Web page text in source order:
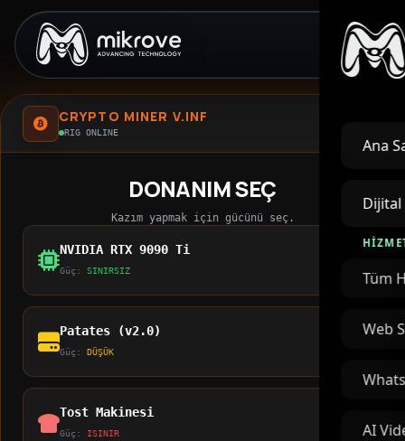
Ana
Dijital
Tüm
Web
AI
HASHING
CRYPTO MINER V.INF
RIG ONLINE
DONANIM SEÇ
Kazım yapmak için gücünü seç.
NVIDIA RTX 9090 Ti
Güç: SINIRSIZ
Patates (v2.0)
Güç: DÜŞÜK
Tost Makinesi
Güç: ISINIR
(Bu bir simülasyondu. Ekran kartın